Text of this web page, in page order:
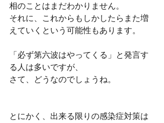
相のことはまだわかりません。
それに、これからもしかしたらまた増
えていくという可能性もあります。
「必ず第六波はやってくる」と発言す
る人は多いですが、
さて、どうなのでしょうね。
とにかく、出来る限りの感染症対策は